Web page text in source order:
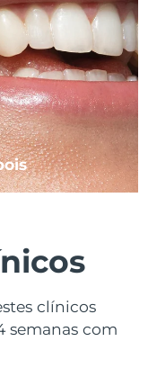
clínicos
semanas com